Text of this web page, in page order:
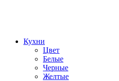
Кухни
Цвет
Белые
Черные
Желтые